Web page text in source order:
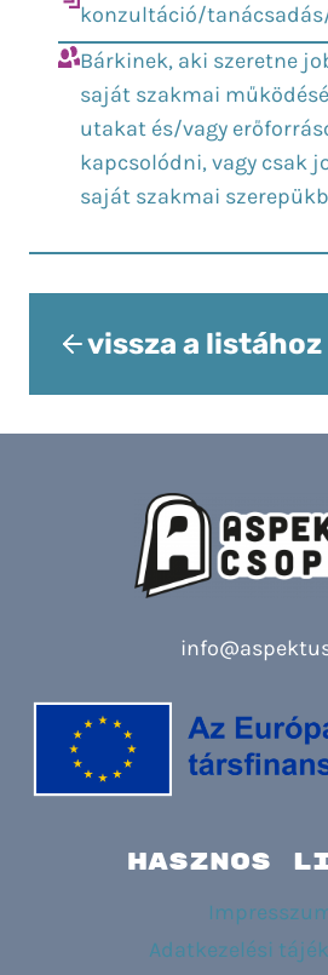
konzultáció/
Bárkinek, aki szeretne
saját szakmai
utakat és/vagy
kapcsolódni, vagy csak
saját szakmai
vissza a listához
HASZNOS
Adatkezelési